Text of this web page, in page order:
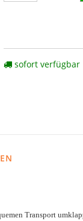
sofort verfügbar
Transport